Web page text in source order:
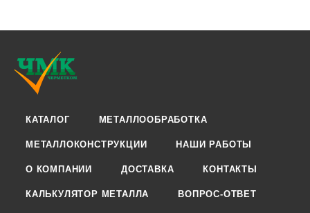
КАТАЛОГ МЕТАЛЛООБРАБОТКА
МЕТАЛЛОКОНСТРУКЦИИ НАШИ РАБОТЫ
О КОМПАНИИ ДОСТАВКА КОНТАКТЫ
КАЛЬКУЛЯТОР МЕТАЛЛА ВОПРОС-ОТВЕТ